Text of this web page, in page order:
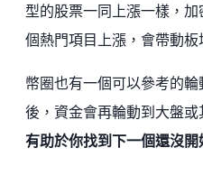
型的股票一同上漲一樣，
個熱門項目上漲，會帶動板
幣圈也有一個可以參考的
後，資金會再輪動到大盤或
有助於你找到下一個還沒開